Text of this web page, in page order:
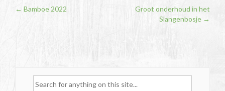
Post
← Bamboe 2022
Groot onderhoud in het
Slangenbosje →
Search